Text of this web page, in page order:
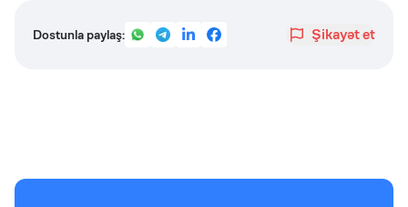
Dostunla paylaş: Şikayət et